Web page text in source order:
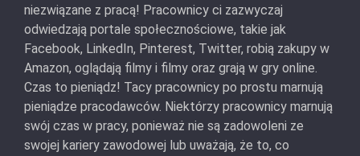
niezwiązane z pracą! Pracownicy ci zazwyczaj
odwiedzają portale społecznościowe, takie jak
Facebook, LinkedIn, Pinterest, Twitter, robią zakupy w
Amazon, oglądają filmy i filmy oraz grają w gry online.
Czas to pieniądz! Tacy pracownicy po prostu marnują
pieniądze pracodawców. Niektórzy pracownicy marnują
swój czas w pracy, ponieważ nie są zadowoleni ze
swojej kariery zawodowej lub uważają, że to, co